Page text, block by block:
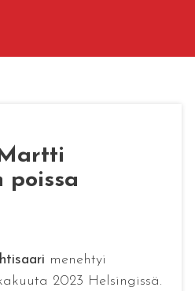
poissa
menehtyi
2023 Helsingissä.